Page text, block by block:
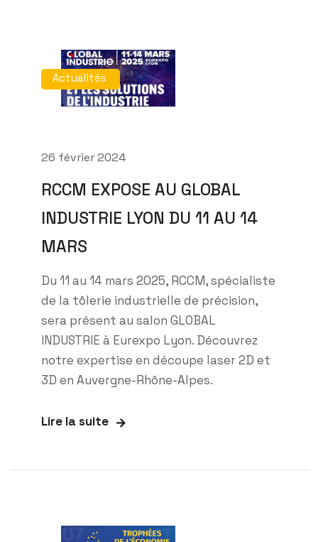
Actualités
26 février 2024
RCCM EXPOSE AU GLOBAL
INDUSTRIE LYON DU 11 AU 14
MARS
Du 11 au 14 mars 2025, RCCM, spécialiste
de la tôlerie industrielle de précision,
sera présent au salon GLOBAL
INDUSTRIE à Eurexpo Lyon. Découvrez
notre expertise en découpe laser 2D et
3D en Auvergne-Rhône-Alpes.
Lire la suite